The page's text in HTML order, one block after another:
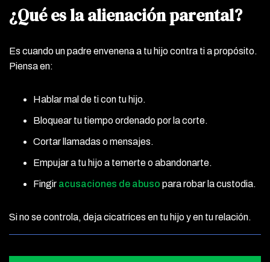
¿Qué es la alienación parental?
Es cuando un padre envenena a tu hijo contra ti a propósito.
Piensa en:
Hablar mal de ti con tu hijo.
Bloquear tu tiempo ordenado por la corte.
Cortar llamadas o mensajes.
Empujar a tu hijo a temerte o abandonarte.
Fingir acusaciones de abuso para robar la custodia.
Si no se controla, deja cicatrices en tu hijo y en tu relación.